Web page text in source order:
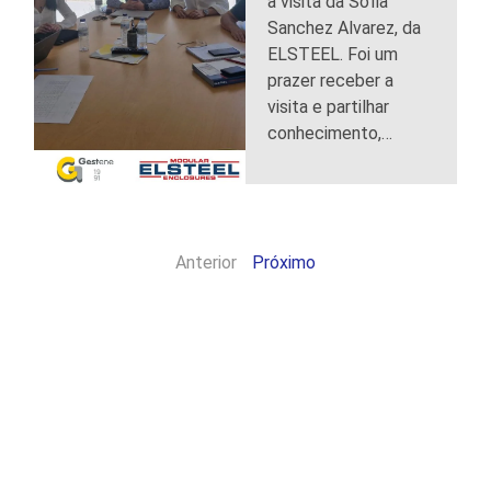
Sanchez Alvarez, da
ELSTEEL. Foi um
prazer receber a
visita e partilhar
conhecimento,…
Anterior Próximo